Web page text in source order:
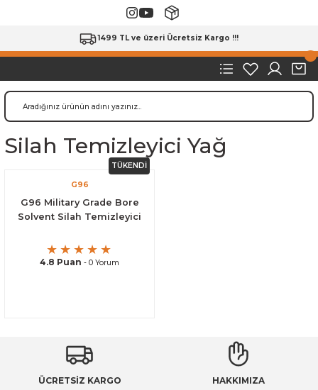
1499 TL ve üzeri Ücretsiz Kargo !!!
Silah Temizleyici Yağ
TÜKENDİ
G96
G96 Military Grade Bore
Solvent Silah Temizleyici
4.8 Puan - 0 Yorum
ÜCRETSİZ KARGO HAKKIMIZA